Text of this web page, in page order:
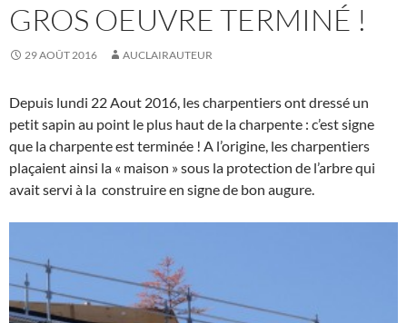
GROS OEUVRE TERMINÉ !
29 AOÛT 2016 AUCLAIRAUTEUR
Depuis lundi 22 Aout 2016, les charpentiers ont dressé un
petit sapin au point le plus haut de la charpente : c’est signe
que la charpente est terminée ! A l’origine, les charpentiers
plaçaient ainsi la « maison » sous la protection de l’arbre qui
avait servi à la construire en signe de bon augure.